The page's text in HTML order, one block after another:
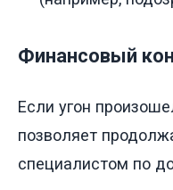
Финансовый
Если угон
позволяет
специалистом по